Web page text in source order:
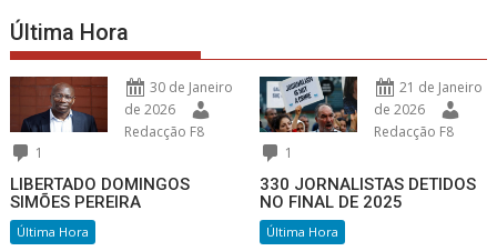
Última Hora
30 de Janeiro
de 2026
Redacção F8
1
LIBERTADO DOMINGOS
SIMÕES PEREIRA
Última Hora
21 de Janeiro
de 2026
Redacção F8
1
330 JORNALISTAS DETIDOS
NO FINAL DE 2025
Última Hora